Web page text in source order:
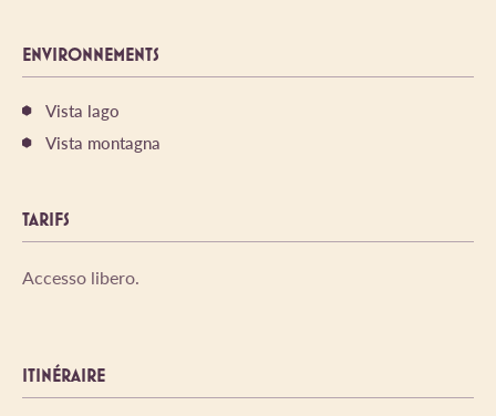
ENVIRONNEMENTS
Vista lago
Vista montagna
TARIFS
Accesso libero.
ITINÉRAIRE